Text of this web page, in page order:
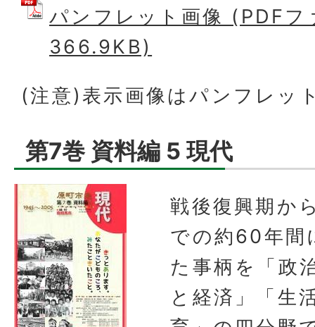
パンフレット画像 (PDFフ
366.9KB)
(注意)表示画像はパンフレッ
第7巻 資料編 5 現代
戦後復興期か
での約60年間
た事柄を「政
と経済」「生